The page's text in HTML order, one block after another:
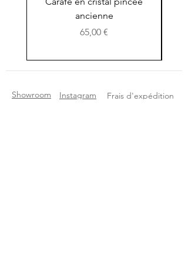
ancienne
Prix
65,00 €
Showroom
Instagram
Frais d'expédition